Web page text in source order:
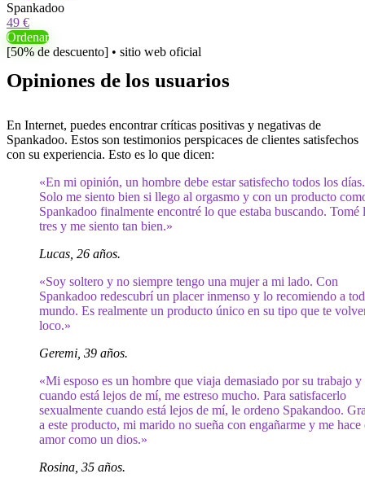
Spankadoo
49 €
Ordenar
[50% de descuento] • sitio web oficial
Opiniones de los usuarios
En Internet, puedes encontrar críticas positivas y negativas de
Spankadoo. Estos son testimonios perspicaces de clientes satisfechos
con su experiencia. Esto es lo que dicen:
«En mi opinión, un hombre debe estar satisfecho todos los días.
Solo me siento bien si llego al orgasmo y con un producto
Spankadoo finalmente encontré lo que estaba buscando. Tomé
tres y me siento tan bien.»
Lucas, 26 años.
«Soy soltero y no siempre tengo una mujer a mi lado. Con
Spankadoo redescubrí un placer inmenso y lo recomiendo a
mundo. Es realmente un producto único en su tipo que te
loco.»
Geremi, 39 años.
«Mi esposo es un hombre que viaja demasiado por su trabajo y
cuando está lejos de mí, me estreso mucho. Para satisfacerlo
sexualmente cuando está lejos de mí, le ordeno Spakandoo.
a este producto, mi marido no sueña con engañarme y me hace
amor como un dios.»
Rosina, 35 años.